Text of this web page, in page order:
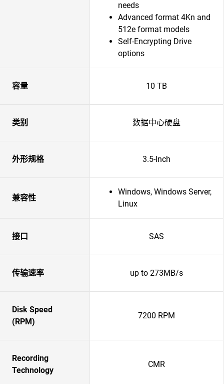
needs
Advanced format 4Kn and
512e format models
Self-Encrypting Drive
options
容量 10 TB
类别 数据中心硬盘
外形规格 3.5-Inch
兼容性
Windows, Windows Server,
Linux
接口 SAS
传输速率 up to 273MB/s
Disk Speed
(RPM)
7200 RPM
Recording
Technology
CMR